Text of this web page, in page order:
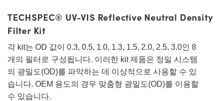
TECHSPEC® UV-VIS Reflective Neutral Density
Filter Kit
각 kit는 OD 값이 0.3, 0.5, 1.0, 1.3, 1.5, 2.0, 2.5, 3.0인 8
개의 필터로 구성됩니다. 이러한 kit 제품은 정밀 시스템
의 광밀도(OD)를 파악하는 데 이상적으로 사용할 수 있
습니다. OEM 용도의 경우 맞춤형 광밀도(OD)를 이용할
수 있습니다.